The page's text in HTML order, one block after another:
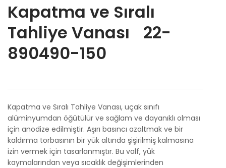
Kapatma ve Sıralı
Tahliye Vanası 22-
890490-150
Kapatma ve Sıralı Tahliye Vanası, uçak sınıfı
alüminyumdan öğütülür ve sağlam ve dayanıklı olması
için anodize edilmiştir. Aşırı basıncı azaltmak ve bir
kaldırma torbasının bir yük altında şişirilmiş kalmasına
izin vermek için tasarlanmıştır. Bu valf, yük
kaymalarından veya sıcaklık değişimlerinden